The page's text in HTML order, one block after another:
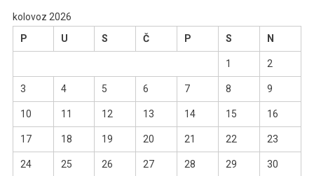
kolovoz 2026
P
U S Č P S N
1 2
3 4 5 6 7 8 9
10 11 12 13 14 15 16
17 18 19 20 21 22 23
24 25 26 27 28 29 30